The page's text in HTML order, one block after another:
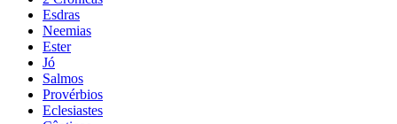
Esdras
Neemias
Ester
Jó
Salmos
Provérbios
Eclesiastes